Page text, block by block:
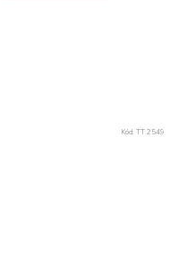
Kód: TT 2549